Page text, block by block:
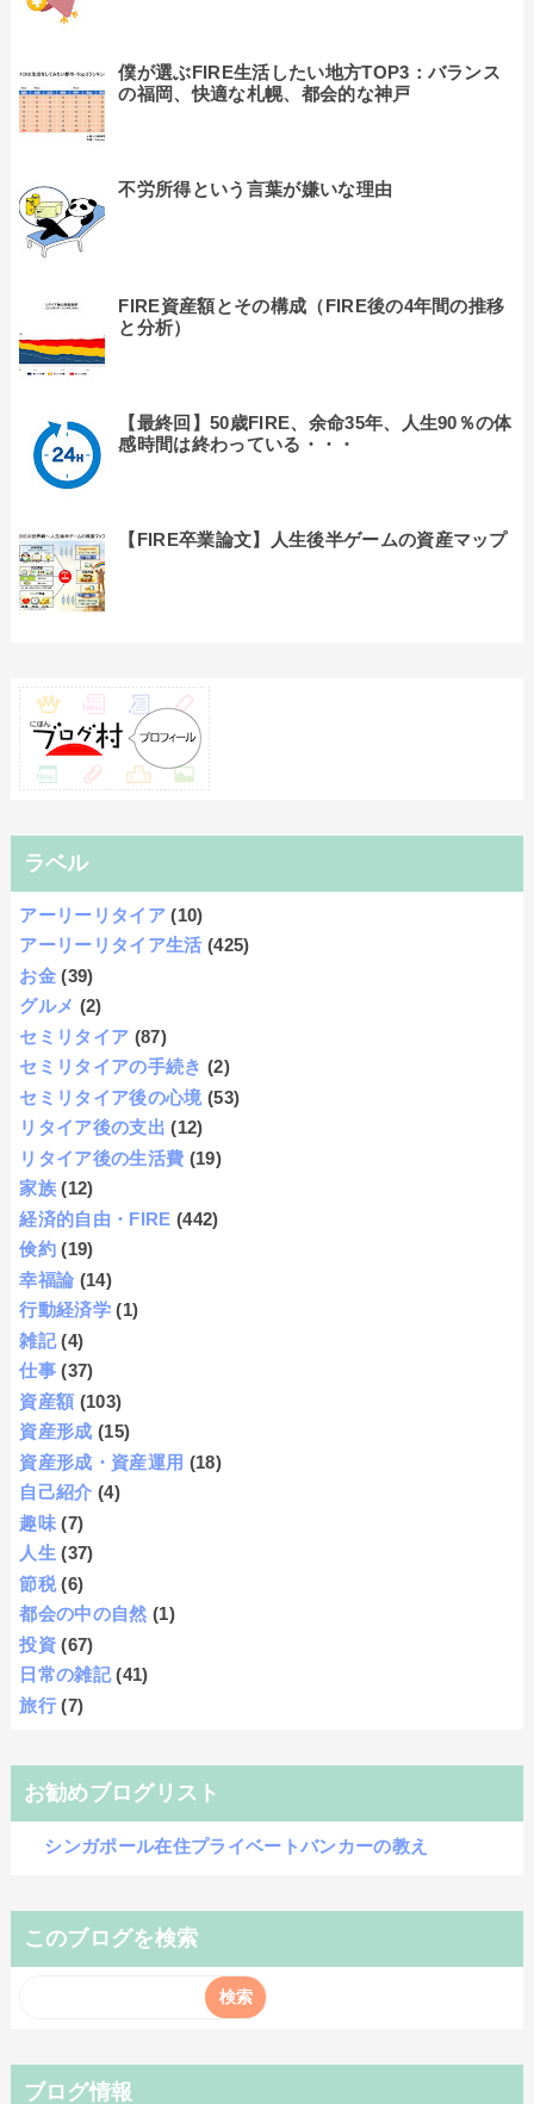
僕が選ぶFIRE生活したい地方TOP3：バランス
の福岡、快適な札幌、都会的な神戸
不労所得という言葉が嫌いな理由
FIRE資産額とその構成（FIRE後の4年間の推移
と分析）
【最終回】50歳FIRE、余命35年、人生90％の体
感時間は終わっている・・・
【FIRE卒業論文】人生後半ゲームの資産マップ
ラベル
アーリーリタイア (10)
アーリーリタイア生活 (425)
お金 (39)
グルメ (2)
セミリタイア (87)
セミリタイアの手続き (2)
セミリタイア後の心境 (53)
リタイア後の支出 (12)
リタイア後の生活費 (19)
家族 (12)
経済的自由・FIRE (442)
倹約 (19)
幸福論 (14)
行動経済学 (1)
雑記 (4)
仕事 (37)
資産額 (103)
資産形成 (15)
資産形成・資産運用 (18)
自己紹介 (4)
趣味 (7)
人生 (37)
節税 (6)
都会の中の自然 (1)
投資 (67)
日常の雑記 (41)
旅行 (7)
お勧めブログリスト
シンガポール在住プライベートバンカーの教え
このブログを検索
ブログ情報